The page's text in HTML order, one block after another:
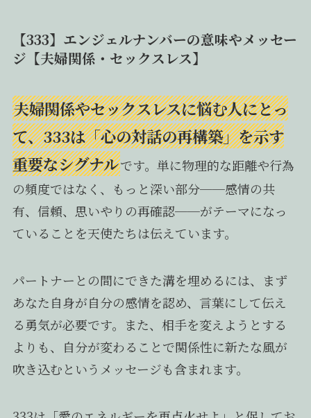
【333】エンジェルナンバーの意味やメッセー
ジ【夫婦関係・セックスレス】
夫婦関係やセックスレスに悩む人にとっ
て、333は「心の対話の再構築」を示す
重要なシグナルです。単に物理的な距離や行為
の頻度ではなく、もっと深い部分──感情の共
有、信頼、思いやりの再確認──がテーマになっ
ていることを天使たちは伝えています。
パートナーとの間にできた溝を埋めるには、まず
あなた自身が自分の感情を認め、言葉にして伝え
る勇気が必要です。また、相手を変えようとする
よりも、自分が変わることで関係性に新たな風が
吹き込むというメッセージも含まれます。